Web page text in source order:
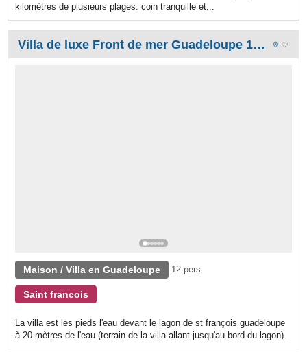
kilomètres de plusieurs plages. coin tranquille et...
Villa de luxe Front de mer Guadeloupe 12 pers: accolée au Golf de St François
Maison / Villa en Guadeloupe 12 pers.
Saint francois
La villa est les pieds l'eau devant le lagon de st françois guadeloupe
à 20 mètres de l'eau (terrain de la villa allant jusqu'au bord du lagon).